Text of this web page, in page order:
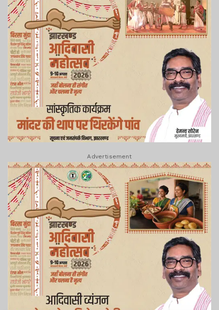
Advertisement